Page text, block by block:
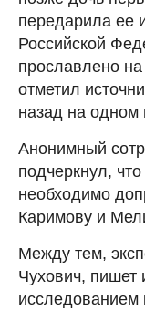
передарила ее
Российской
прославлено
отметил
назад на одном
Анонимный
подчеркнул,
необходимо
Каримову и
Между тем,
Чухович, пишет
исследованием